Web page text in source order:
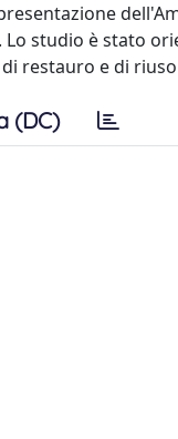
studio è stato
restauro e di
(DC)